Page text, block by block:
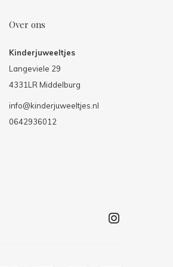
Over ons
Kinderjuweeltjes
Langeviele 29
4331LR Middelburg
info@kinderjuweeltjes.nl
0642936012